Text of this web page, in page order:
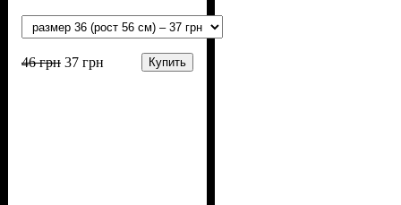
46грн 37 грн Купить